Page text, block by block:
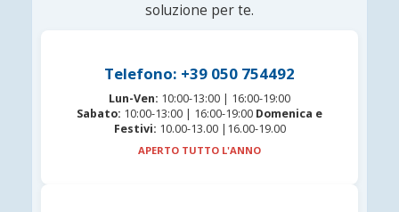
soluzione per te.
Telefono: +39 050 754492
Lun-Ven: 10:00-13:00 | 16:00-19:00
Sabato: 10:00-13:00 | 16:00-19:00 Domenica e
Festivi: 10.00-13.00 |16.00-19.00
APERTO TUTTO L'ANNO